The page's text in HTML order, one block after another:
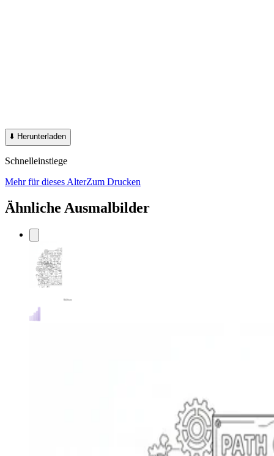
⬇️ Herunterladen
Schnelleinstiege
Mehr für dieses AlterZum Drucken
Ähnliche Ausmalbilder